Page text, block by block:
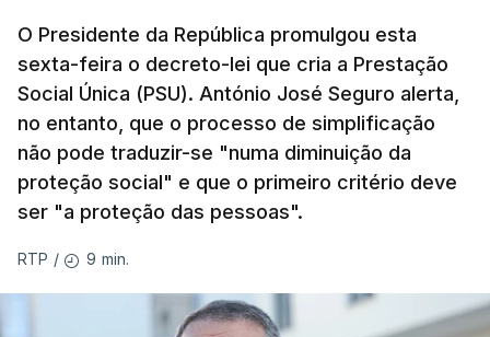
O Presidente da República promulgou esta
sexta-feira o decreto-lei que cria a Prestação
Social Única (PSU). António José Seguro alerta,
no entanto, que o processo de simplificação
não pode traduzir-se "numa diminuição da
proteção social" e que o primeiro critério deve
ser "a proteção das pessoas".
RTP / 9 min.